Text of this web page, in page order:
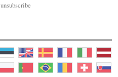
unsubscribe